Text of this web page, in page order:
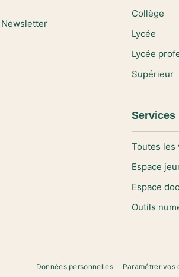
Collège
Lycée
Lycée
Supérieur
Services
Toutes les
Espace
Espace
Outils
Données personnelles Paramétrer vos